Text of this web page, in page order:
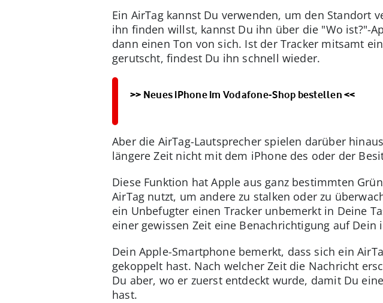
Ein AirTag kannst Du verwenden, um den Standort
ihn finden willst, kannst Du ihn über die "Wo ist?"-
dann einen Ton von sich. Ist der Tracker mitsamt
gerutscht, findest Du ihn schnell wieder.
>> Neues iPhone im Vodafone-Shop bestellen <<
Aber die AirTag-Lautsprecher spielen darüber
längere Zeit nicht mit dem iPhone des oder der
Diese Funktion hat Apple aus ganz bestimmten
AirTag nutzt, um andere zu stalken oder zu
ein Unbefugter einen Tracker unbemerkt in Deine
einer gewissen Zeit eine Benachrichtigung auf Dein
Dein Apple-Smartphone bemerkt, dass sich ein
gekoppelt hast. Nach welcher Zeit die Nachricht
Du aber, wo er zuerst entdeckt wurde, damit Du
hast.